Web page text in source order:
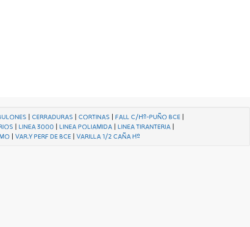
| CERRADURAS | CORTINAS | FALL C/Hº-PUÑO BCE|
|LINEA 3000 |LINEA POLIAMIDA |LINEA TIRANTERIA |
| VAR.Y PERF DE BCE| VARILLA 1/2 CAÑA Hº